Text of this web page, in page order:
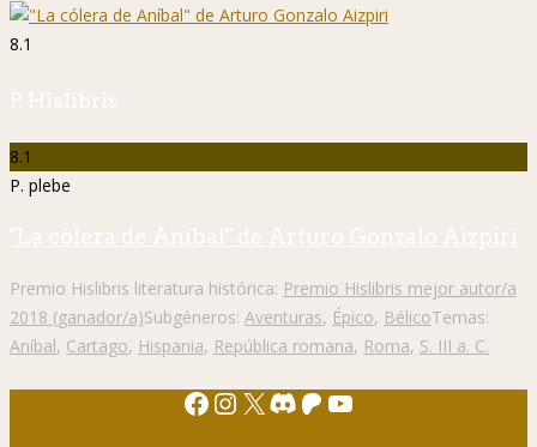
8.1
P. Hislibris
8.1
P. plebe
"La cólera de Aníbal" de Arturo Gonzalo Aizpiri
Premio Hislibris literatura histórica: Premio Hislibris mejor autor/a
2018 (ganador/a)Subgéneros: Aventuras, Épico, BélicoTemas:
Aníbal, Cartago, Hispania, República romana, Roma, S. III a. C.
Facebook
Instagram
X Discord
Patreon
YouTube